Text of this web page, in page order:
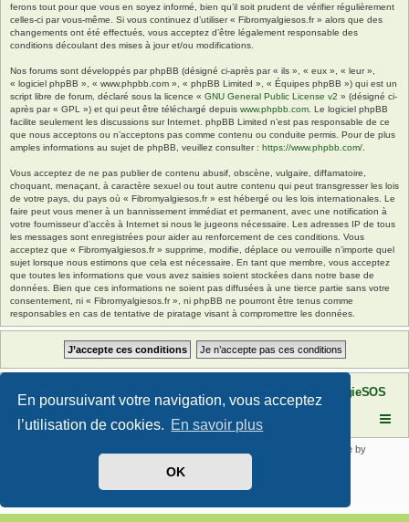
En poursuivant votre navigation, vous acceptez
l’utilisation de cookies. En savoir plus
OK
ferons tout pour que vous en soyez informé, bien qu’il soit prudent de vérifier régulièrement
celles-ci par vous-même. Si vous continuez d’utiliser « Fibromyalgiesos.fr » alors que des
changements ont été effectués, vous acceptez d’être légalement responsable des
conditions découlant des mises à jour et/ou modifications.
Nos forums sont développés par phpBB (désigné ci-après par « ils », « eux », « leur »,
« logiciel phpBB », « www.phpbb.com », « phpBB Limited », « Équipes phpBB ») qui est un
script libre de forum, déclaré sous la licence « GNU General Public License v2 » (désigné ci-
après par « GPL ») et qui peut être téléchargé depuis www.phpbb.com . Le logiciel phpBB
facilite seulement les discussions sur Internet. phpBB Limited n’est pas responsable de ce
que nous acceptons ou n’acceptons pas comme contenu ou conduite permis. Pour de plus
amples informations au sujet de phpBB, veuillez consulter : https://www.phpbb.com/
Vous acceptez de ne pas publier de contenu abusif, obscène, vulgaire, diffamatoire,
choquant, menaçant, à caractère sexuel ou tout autre contenu qui peut transgresser les lois
de votre pays, du pays où « Fibromyalgiesos.fr » est hébergé ou les lois internationales. Le
faire peut vous mener à un bannissement immédiat et permanent, avec une notification à
votre fournisseur d’accès à Internet si nous le jugeons nécessaire. Les adresses IP de tous
les messages sont enregistrées pour aider au renforcement de ces conditions. Vous
acceptez que « Fibromyalgiesos.fr » supprime, modifie, déplace ou verrouille n’importe quel
sujet lorsque nous estimons que cela est nécessaire. En tant que membre, vous acceptez
que toutes les informations que vous avez saisies soient stockées dans notre base de
données. Bien que ces informations ne soient pas diffusées à une tierce partie sans votre
consentement, ni « Fibromyalgiesos.fr », ni phpBB ne pourront être tenus comme
responsables en cas de tentative de piratage visant à compromettre les données.
Site FibromyalgieSOS Forum de l'association FibromyalgieSOS
® Forum Software © phpBB Limited | SE Square by
Traduit par